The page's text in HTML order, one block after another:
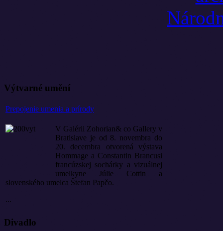
Výtvarné umění
Prepojenie umenia a prírody
V Galérii Zohorian& co Gallery v
Bratislave je od 8. novembra do
20. decembra otvorená výstava
Hommage a Constantin Brancusi
francúzskej sochárky a vizuálnej
umelkyne Júlie Cottin a
slovenského umelca Štefan Papčo.
...
Divadlo